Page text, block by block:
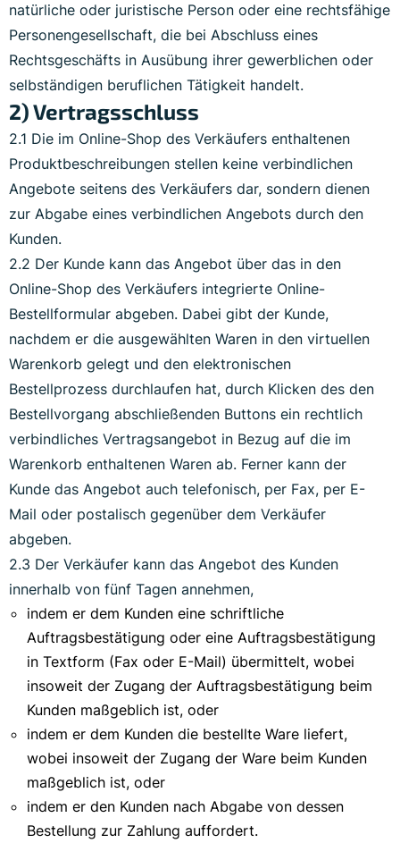
natürliche oder juristische Person oder eine rechtsfähige
Personengesellschaft, die bei Abschluss eines
Rechtsgeschäfts in Ausübung ihrer gewerblichen oder
selbständigen beruflichen Tätigkeit handelt.
2) Vertragsschluss
2.1 Die im Online-Shop des Verkäufers enthaltenen
Produktbeschreibungen stellen keine verbindlichen
Angebote seitens des Verkäufers dar, sondern dienen
zur Abgabe eines verbindlichen Angebots durch den
Kunden.
2.2 Der Kunde kann das Angebot über das in den
Online-Shop des Verkäufers integrierte Online-
Bestellformular abgeben. Dabei gibt der Kunde,
nachdem er die ausgewählten Waren in den virtuellen
Warenkorb gelegt und den elektronischen
Bestellprozess durchlaufen hat, durch Klicken des den
Bestellvorgang abschließenden Buttons ein rechtlich
verbindliches Vertragsangebot in Bezug auf die im
Warenkorb enthaltenen Waren ab. Ferner kann der
Kunde das Angebot auch telefonisch, per Fax, per E-
Mail oder postalisch gegenüber dem Verkäufer
abgeben.
2.3 Der Verkäufer kann das Angebot des Kunden
innerhalb von fünf Tagen annehmen,
indem er dem Kunden eine schriftliche
Auftragsbestätigung oder eine Auftragsbestätigung
in Textform (Fax oder E-Mail) übermittelt, wobei
insoweit der Zugang der Auftragsbestätigung beim
Kunden maßgeblich ist, oder
indem er dem Kunden die bestellte Ware liefert,
wobei insoweit der Zugang der Ware beim Kunden
maßgeblich ist, oder
indem er den Kunden nach Abgabe von dessen
Bestellung zur Zahlung auffordert.